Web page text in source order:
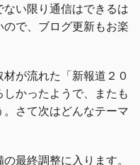
い限り通信はできるは
で、ブログ更新もお楽
が流れた「新報道２０
かったようで、またも
さて次はどんなテーマ
最終調整に入ります。